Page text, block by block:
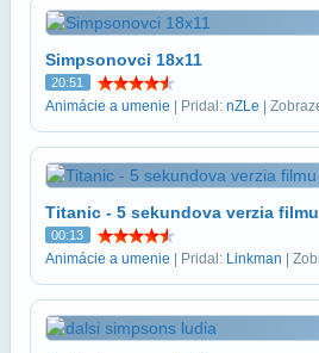
Simpsonovci 18x11
20:51
Animácie a umenie | Pridal: nZLe |
Titanic - 5 sekundova verzia filmu
00:13
Animácie a umenie | Pridal: Linkman |